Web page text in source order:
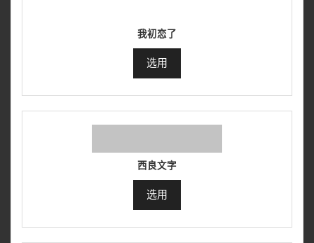
我初恋了
选用
西良文字
选用